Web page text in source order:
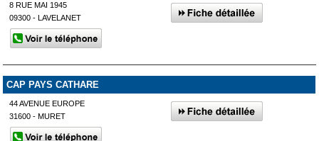
8 RUE MAI 1945
09300 - LAVELANET
CAP PAYS CATHARE
44 AVENUE EUROPE
31600 - MURET